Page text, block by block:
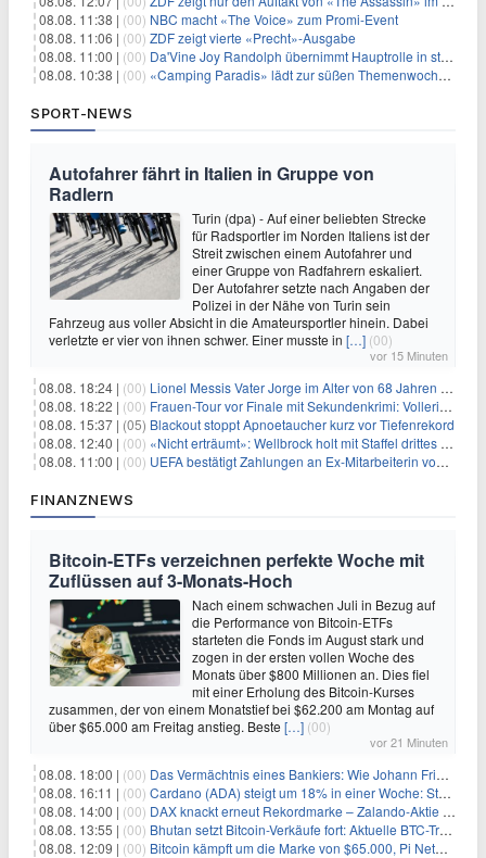
08.08. 11:38 | (00) NBC macht «The Voice» zum Promi-Event
08.08. 11:06 | (00) ZDF zeigt vierte «Precht»-Ausgabe
08.08. 11:00 | (00) Da'Vine Joy Randolph übernimmt Hauptrolle in starbesetzter schwarzer Komödie
08.08. 10:38 | (00) «Camping Paradis» lädt zur süßen Themenwoche ein
SPORT-NEWS
Autofahrer fährt in Italien in Gruppe von
Radlern
Turin (dpa) - Auf einer beliebten Strecke
für Radsportler im Norden Italiens ist der
Streit zwischen einem Autofahrer und
einer Gruppe von Radfahrern eskaliert.
Der Autofahrer setzte nach Angaben der
Polizei in der Nähe von Turin sein
Fahrzeug aus voller Absicht in die Amateursportler hinein. Dabei
verletzte er vier von ihnen schwer. Einer musste in […] (00)
vor 15 Minuten
08.08. 18:24 | (00) Lionel Messis Vater Jorge im Alter von 68 Jahren gestorben
08.08. 18:22 | (00) Frauen-Tour vor Finale mit Sekundenkrimi: Vollering in Gelb
08.08. 15:37 | (05) Blackout stoppt Apnoetaucher kurz vor Tiefenrekord
08.08. 12:40 | (00) «Nicht erträumt»: Wellbrock holt mit Staffel drittes EM-Gold
08.08. 11:00 | (00) UEFA bestätigt Zahlungen an Ex-Mitarbeiterin von Infantino
FINANZNEWS
Bitcoin-ETFs verzeichnen perfekte Woche mit
Zuflüssen auf 3-Monats-Hoch
Nach einem schwachen Juli in Bezug auf
die Performance von Bitcoin-ETFs
starteten die Fonds im August stark und
zogen in der ersten vollen Woche des
Monats über $800 Millionen an. Dies fiel
mit einer Erholung des Bitcoin-Kurses
zusammen, der von einem Monatstief bei $62.200 am Montag auf
über $65.000 am Freitag anstieg. Beste […] (00)
vor 21 Minuten
08.08. 18:00 | (00) Das Vermächtnis eines Bankiers: Wie Johann Friedrich Städel sein Imperium unsterblich machte
08.08. 16:11 | (00) Cardano (ADA) steigt um 18% in einer Woche: Steht ein Kurs von $0,30 bevor?
08.08. 14:00 | (00) DAX knackt erneut Rekordmarke – Zalando-Aktie crasht nach Quartalszahlen
08.08. 13:55 | (00) Bhutan setzt Bitcoin-Verkäufe fort: Aktuelle BTC-Transaktionen
08.08. 12:09 | (00) Bitcoin kämpft um die Marke von $65.000, Pi Network gewinnt an Unterstützung